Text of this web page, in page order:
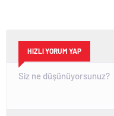
HIZLI YORUM YAP